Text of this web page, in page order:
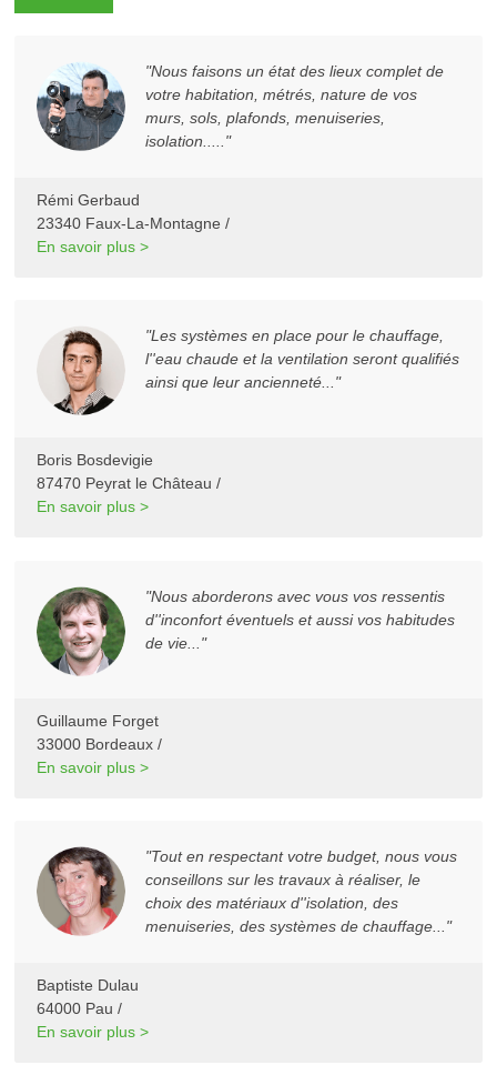
"Nous faisons un état des lieux complet de
votre habitation, métrés, nature de vos
murs, sols, plafonds, menuiseries,
isolation....."
Rémi Gerbaud
23340 Faux-La-Montagne /
En savoir plus >
"Les systèmes en place pour le chauffage,
l''eau chaude et la ventilation seront qualifiés
ainsi que leur ancienneté..."
Boris Bosdevigie
87470 Peyrat le Château /
En savoir plus >
"Nous aborderons avec vous vos ressentis
d''inconfort éventuels et aussi vos habitudes
de vie..."
Guillaume Forget
33000 Bordeaux /
En savoir plus >
"Tout en respectant votre budget, nous vous
conseillons sur les travaux à réaliser, le
choix des matériaux d''isolation, des
menuiseries, des systèmes de chauffage..."
Baptiste Dulau
64000 Pau /
En savoir plus >